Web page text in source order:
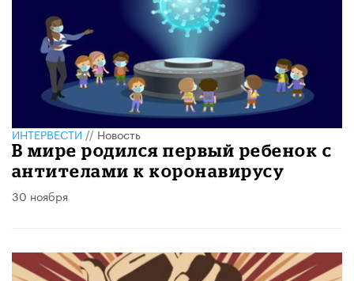
ИНТЕРВЕСТИ//Новость
В мире родился первый ребенок с
антителами к коронавирусу
30 ноября